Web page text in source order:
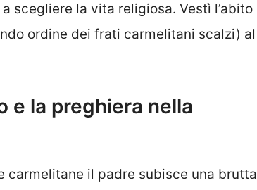
scegliere la vita religiosa. Vestì l’abito
ordine dei frati carmelitani scalzi) al
e la preghiera nella
carmelitane il padre subisce una brutta